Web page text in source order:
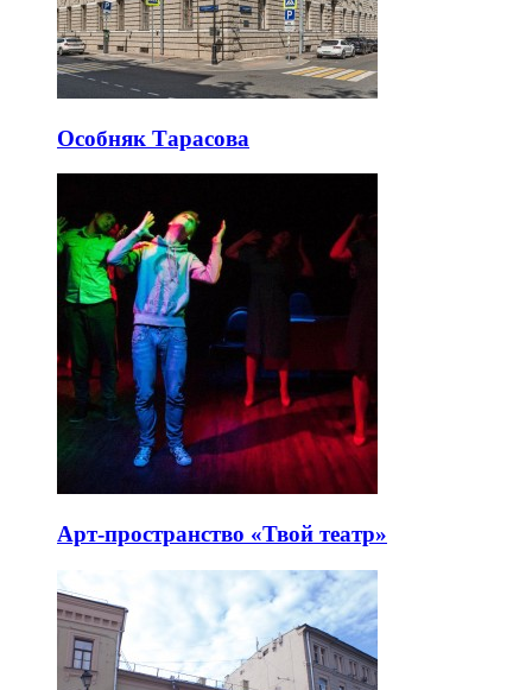
Особняк Тарасова
Арт-пространство «Твой театр»